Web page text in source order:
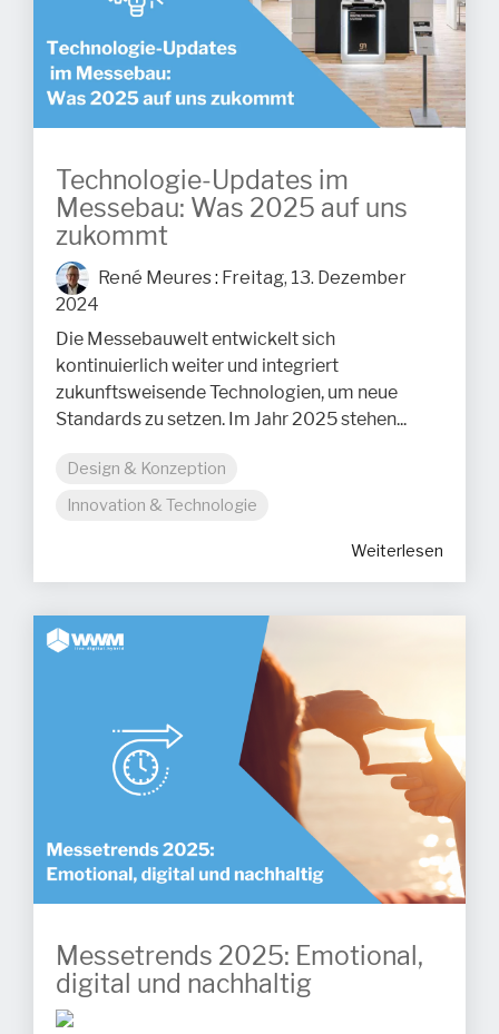
Technologie-Updates im
Messebau: Was 2025 auf uns
zukommt
René Meures: Freitag, 13. Dezember
2024
Die Messebauwelt entwickelt sich
kontinuierlich weiter und integriert
zukunftsweisende Technologien, um neue
Standards zu setzen. Im Jahr 2025 stehen...
Design & Konzeption
Innovation & Technologie
Weiterlesen
Messetrends 2025: Emotional,
digital und nachhaltig